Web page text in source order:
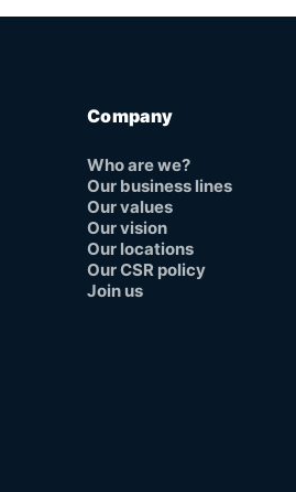
Company
Who are we?
Our business lines
Our values
Our vision
Our locations
Our CSR policy
Join us